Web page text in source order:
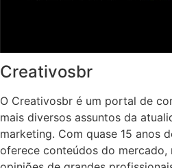
Creativosbr
O Creativosbr é um portal de
mais diversos assuntos da
marketing. Com quase 15 anos
oferece conteúdos do mercado,